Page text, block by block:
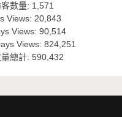
數量: 1,571
Views: 20,843
Views:90,514
Views:824,251
量總計:590,432